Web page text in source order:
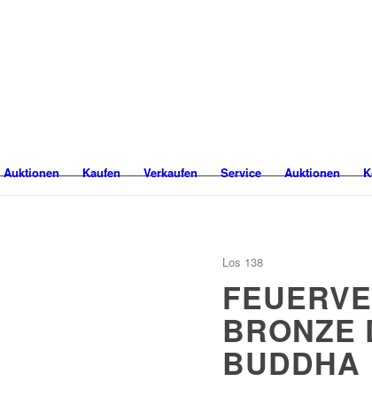
Auktionen Kaufen Verkaufen Service Auktionen
Los 138
BRONZE
BUDDHA